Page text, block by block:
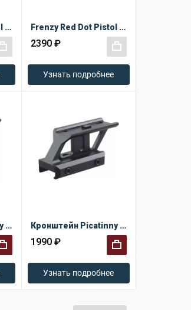
Frenzy Red Dot Pistol G17 MAG Footprint Frenzy Red Dot Pistol G17
2390 ₽
Узнать подробнее
Кронштейн Picatinny Riser 1.5 дюйма Кронштейн Picatinny Riser 1 дюйм
1990 ₽
Узнать подробнее